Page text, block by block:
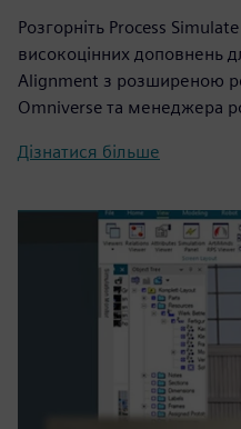
Розгорніть Process
високоцінних доповнень
Alignment з розширеною
Omniverse та менеджера
Дізнатися більше